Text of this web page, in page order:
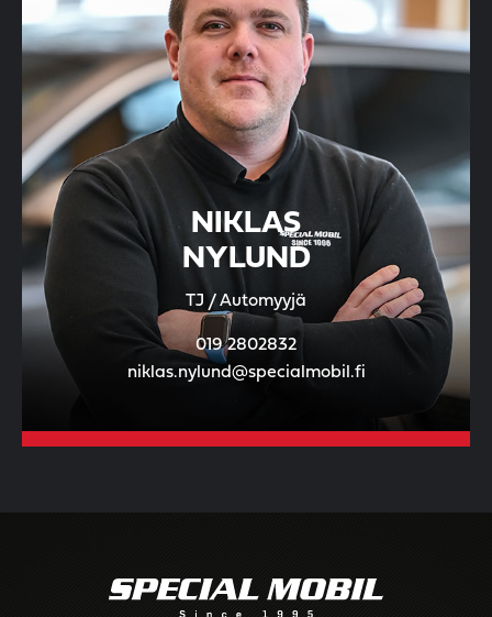
NIKLAS
NYLUND
TJ / Automyyjä
019 2802832
niklas.nylund@specialmobil.fi